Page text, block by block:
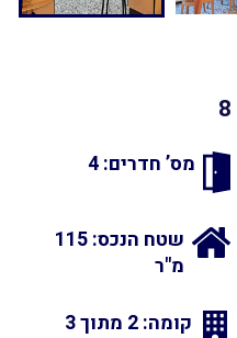
מס’ חדרים: 4
שטח הנכס: 115
מ"ר
קומה: 2 מתוך 3